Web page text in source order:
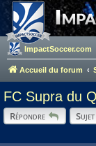
ImpactSoccer.com
Accueil du forum
FC Supra du
Répondre